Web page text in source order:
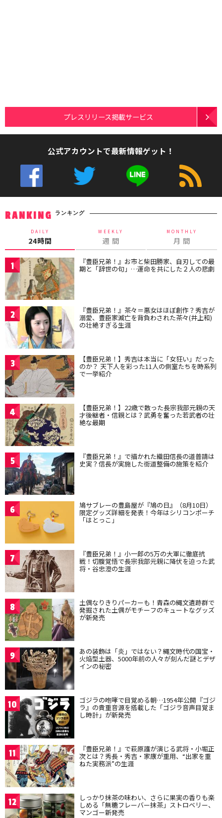
プレスリリース掲載サービス
公式アカウントで最新情報ゲット！
RANKING ランキング
DAILY
24時間
WEEKLY
週 間
MONTHLY
月 間
1 『豊臣兄弟！』お市と柴田勝家、自刃しての最
期と「辞世の句」…運命を共にした２人の悲劇
2 『豊臣兄弟！』茶々＝悪女はほぼ創作？秀吉が
溺愛、豊臣家滅亡を背負わされた茶々(井上和)
の壮絶すぎる生涯
3 【豊臣兄弟！】秀吉は本当に「女狂い」だった
のか？ 天下人を彩った11人の側室たちを時系列
で一挙紹介
4 【豊臣兄弟！】22歳で散った長宗我部元親の天
才後継者・信親とは？武勇を奮った若武者の壮
絶な最期
5 『豊臣兄弟！』で描かれた織田信長の道普請は
史実？信長が実施した街道整備の施策を紹介
6 鳩サブレーの豊島屋が『鳩の日』（8月10日）
限定グッズ詳細を発表！今年はシリコンポーチ
「はとっこ」
7 『豊臣兄弟！』小一郎の5万の大軍に徹底抗
戦！切腹覚悟で長宗我部元親に降伏を迫った武
将・谷忠澄の生涯
8 土偶なりきりパーカーも！青森の縄文遺跡群で
発掘された土偶がモチーフのキュートなグッズ
が新発売
9 あの装飾は「炎」ではない？縄文時代の国宝・
火焔型土器、5000年前の人々が刻んだ謎とデザ
インの秘密
10 ゴジラの咆哮で目覚める朝…1954年公開『ゴジ
ラ』の貴重音源を搭載した「ゴジラ音声目覚ま
し時計」が新発売
11 『豊臣兄弟！』で萩原護が演じる武将・小堀正
次とは？秀長・秀吉・家康が重用、“出家を重
ねた実務派”の生涯
12 しっかり抹茶の味わい、さらに果実の香りも楽
しめる「無糖フレーバー抹茶」ストロベリー、
マンゴー新発売